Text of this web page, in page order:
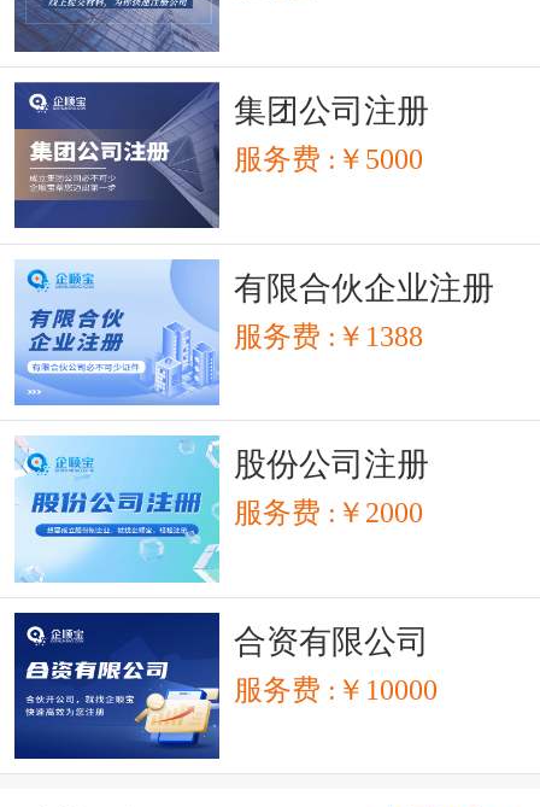
集团公司注册
服务费 :￥5000
有限合伙企业注册
服务费 :￥1388
股份公司注册
服务费 :￥2000
合资有限公司
服务费 :￥10000